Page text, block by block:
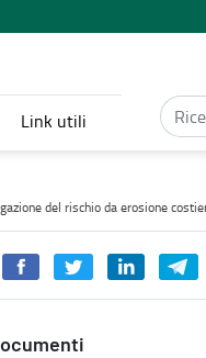
Link utili
per la
del rischio da erosione